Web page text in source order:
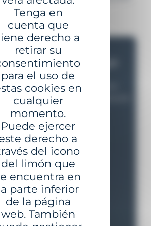
Tenga en
cuenta que
derecho a
retirar su
para el uso de
cookies en
cualquier
momento.
Puede ejercer
derecho a
del icono
del limón que
encuentra en
parte inferior
de la página
web. También
UN PROYECTO?
necesidades y te apoyaremos
inicial hasta la implementación
el catálogo